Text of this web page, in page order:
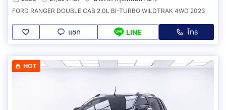
FORD RANGER DOUBLE CAB 2.0L BI-TURBO WILDTRAK 4WD 2023
แชท LINE โทร
HOT